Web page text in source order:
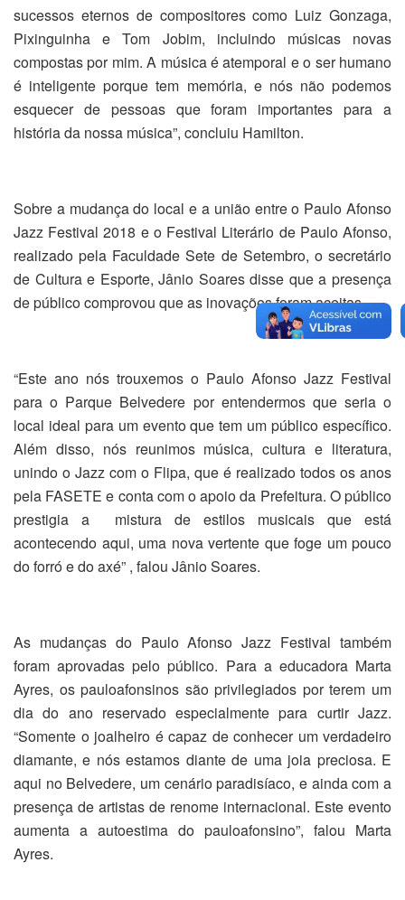
sucessos eternos de compositores como Luiz Gonzaga,
Pixinguinha e Tom Jobim, incluindo músicas novas
compostas por mim. A música é atemporal e o ser humano
é inteligente porque tem memória, e nós não podemos
esquecer de pessoas que foram importantes para a
história da nossa música”, concluiu Hamilton.
Sobre a mudança do local e a união entre o Paulo Afonso
Jazz Festival 2018 e o Festival Literário de Paulo Afonso,
realizado pela Faculdade Sete de Setembro, o secretário
de Cultura e Esporte, Jânio Soares disse que a presença
de público comprovou que as inovações foram aceitas.
“Este ano nós trouxemos o Paulo Afonso Jazz Festival
para o Parque Belvedere por entendermos que seria o
local ideal para um evento que tem um público específico.
Além disso, nós reunimos música, cultura e literatura,
unindo o Jazz com o Flipa, que é realizado todos os anos
pela FASETE e conta com o apoio da Prefeitura. O público
prestigia a
mistura de estilos musicais que está
acontecendo aqui, uma nova vertente que foge um pouco
do forró e do axé” , falou Jânio Soares.
As mudanças do Paulo Afonso Jazz Festival também
foram aprovadas pelo público. Para a educadora Marta
Ayres, os pauloafonsinos são privilegiados por terem um
dia do ano reservado especialmente para curtir Jazz.
“Somente o joalheiro é capaz de conhecer um verdadeiro
diamante, e nós estamos diante de uma joia preciosa. E
aqui no Belvedere, um cenário paradisíaco, e ainda com a
presença de artistas de renome internacional. Este evento
aumenta a autoestima do pauloafonsino”, falou Marta
Ayres.